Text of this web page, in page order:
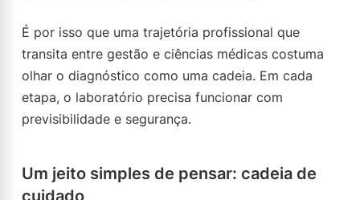
É por isso que uma trajetória profissional que
transita entre gestão e ciências médicas costuma
olhar o diagnóstico como uma cadeia. Em cada
etapa, o laboratório precisa funcionar com
previsibilidade e segurança.
Um jeito simples de pensar: cadeia de
cuidado